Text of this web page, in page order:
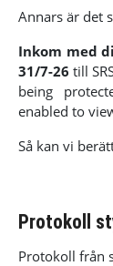
Annars är det
Inkom med
31/7-26 till
being
enabled to
Så kan vi
Protokoll
Protokoll från